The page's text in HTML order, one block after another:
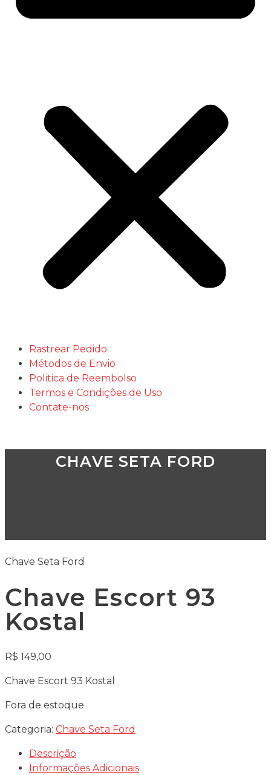
Rastrear Pedido
Métodos de Envio
Politica de Reembolso
Termos e Condições de Uso
Contate-nos
CHAVE SETA FORD
Chave Seta Ford
Chave Escort 93
Kostal
R$ 149,00
Chave Escort 93 Kostal
Fora de estoque
Categoria: Chave Seta Ford
Descrição
Informações Adicionais